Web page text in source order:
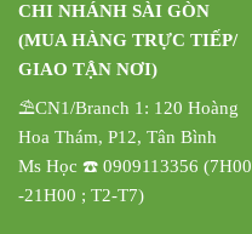
CHI NHÁNH SÀI GÒN
(MUA HÀNG TRỰC TIẾP/
GIAO TẬN NƠI)
⛱️CN1/Branch 1: 120 Hoàng
Hoa Thám, P12, Tân Bình
Ms Học ☎️ 0909113356 (7H00
-21H00 ; T2-T7)